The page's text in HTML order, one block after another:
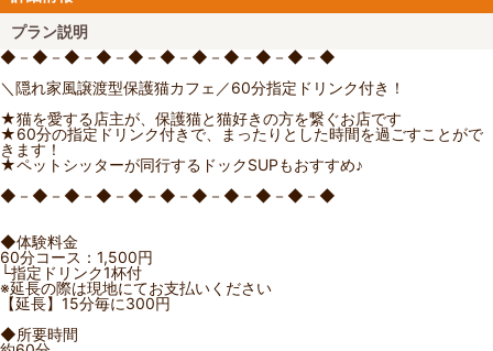
プラン説明
◆－◆－◆－◆－◆－◆－◆－◆－◆－◆－◆
＼隠れ家風譲渡型保護猫カフェ／60分指定ドリンク付き！
★猫を愛する店主が、保護猫と猫好きの方を繋ぐお店です
★60分の指定ドリンク付きで、まったりとした時間を過ごすことがで
きます！
★ペットシッターが同行するドックSUPもおすすめ♪
◆－◆－◆－◆－◆－◆－◆－◆－◆－◆－◆
◆体験料金
60分コース：1,500円
└指定ドリンク1杯付
※延長の際は現地にてお支払いください
【延長】15分毎に300円
◆所要時間